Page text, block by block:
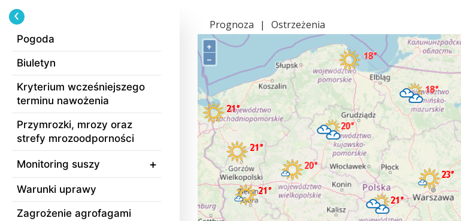
Pogoda
Biuletyn
Kryterium wcześniejszego
terminu nawożenia
Przymrozki, mrozy oraz
strefy mrozoodporności
Monitoring suszy
Warunki uprawy
Zagrożenie agrofagami
Prognoza |
Ostrzeżenia
+
−